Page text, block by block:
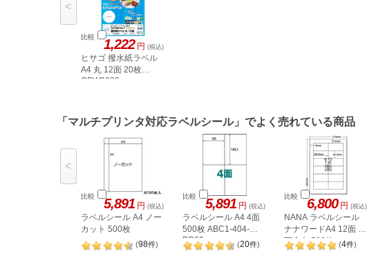
比較 1,222 円 (税込)
ヒサゴ 撥水紙ラベル
A4 丸 12面 20枚
OPW3020
<
「マルチプリンタ対応ラベルシール」でよく売れている商品
比較 5,891 円 (税込)
ラベルシール A4 ノー
カット 500枚
(98件)
比較 5,891 円 (税込)
ラベルシール A4 4面
500枚 ABC1-404-
RB09
(20件)
比較 6,800 円 (税込)
NANA ラベルシール
ナナワードA4 12面 上
下余白 500枚
LDW12P
(4件)
<